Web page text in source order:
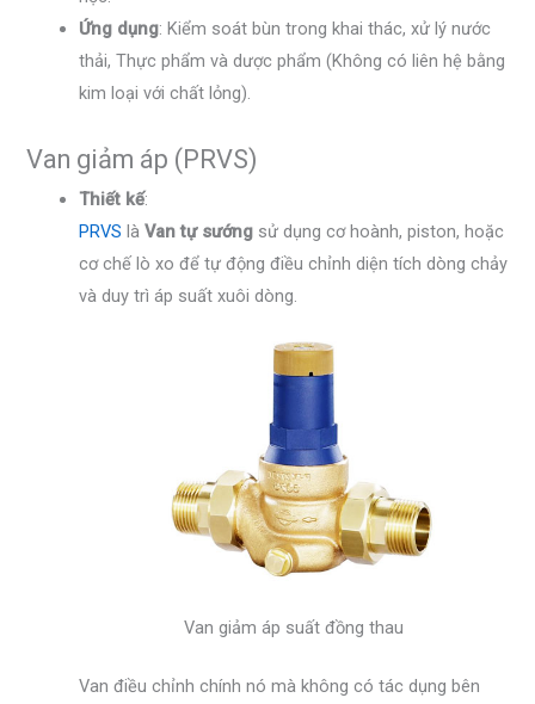
Ứng dụng: Kiểm soát bùn trong khai thác, xử lý nước
thải, Thực phẩm và dược phẩm (Không có liên hệ bằng
kim loại với chất lỏng).
Van giảm áp (PRVS)
Thiết kế:
PRVS làVan tự sướng sử dụng cơ hoành, piston, hoặc
cơ chế lò xo để tự động điều chỉnh diện tích dòng chảy
và duy trì áp suất xuôi dòng.
Van giảm áp suất đồng thau
Van điều chỉnh chính nó mà không có tác dụng bên